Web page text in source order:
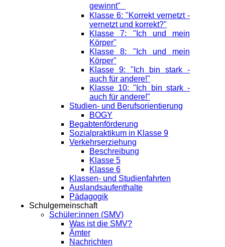
gewinnt"
Klasse 6: "Korrekt vernetzt -
vernetzt und korrekt?"
Klasse 7: "Ich und mein
Körper"
Klasse 8: "Ich und mein
Körper"
Klasse 9: "Ich bin stark -
auch für andere!"
Klasse 10: "Ich bin stark -
auch für andere!"
Studien- und Berufsorientierung
BOGY
Begabtenförderung
Sozialpraktikum in Klasse 9
Verkehrserziehung
Beschreibung
Klasse 5
Klasse 6
Klassen- und Studienfahrten
Auslandsaufenthalte
Pädagogik
Schulgemeinschaft
Schüler:innen (SMV)
Was ist die SMV?
Ämter
Nachrichten